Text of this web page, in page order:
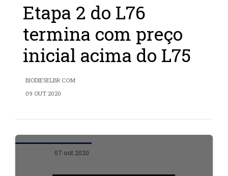
Etapa 2 do L76
termina com preço
inicial acima do L75
BIODIESELBR.COM
09 OUT 2020
07 out 2020